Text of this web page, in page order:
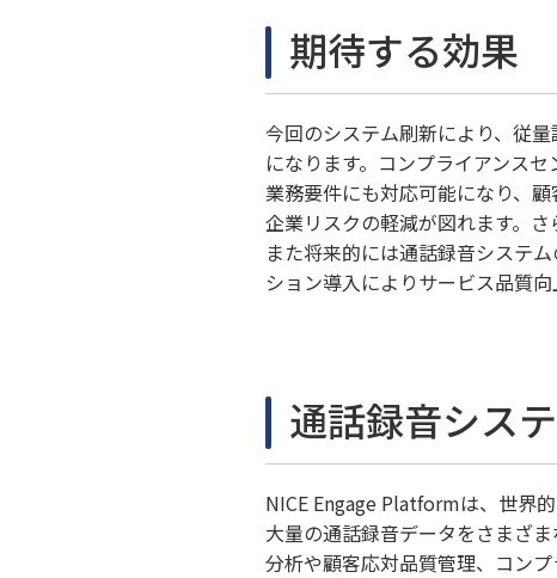
期待する効果
今回のシステム刷新により、従
になります。コンプライアンス
業務要件にも対応可能になり、
企業リスクの軽減が図れます。
また将来的には通話録音システ
ション導入によりサービス品質
通話録音シス
NICE Engage Platformは、世界
大量の通話録音データをさまざ
分析や顧客応対品質管理、コン